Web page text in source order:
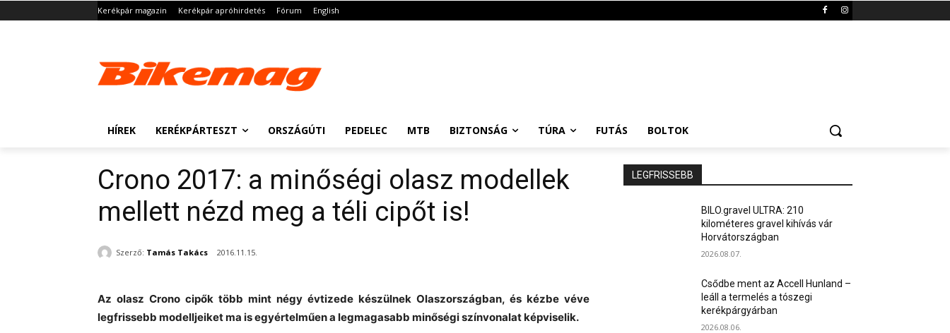
Kerékpár magazin Kerékpár apróhirdetés Fórum English
HÍREK KERÉKPÁRTESZT ORSZÁGÚTI PEDELEC MTB BIZTONSÁG TÚRA FUTÁS BOLTOK
Crono 2017: a minőségi olasz modellek
mellett nézd meg a téli cipőt is!
Szerző: Tamás Takács 2016.11.15.
Az olasz Crono cipők több mint négy évtizede készülnek Olaszországban, és kézbe véve
legfrissebb modelljeiket ma is egyértelműen a legmagasabb minőségi színvonalat képviselik.
LEGFRISSEBB
BILO.gravel ULTRA: 210
kilométeres gravel kihívás vár
Horvátországban
2026.08.07.
Csődbe ment az Accell Hunland –
leáll a termelés a tószegi
kerékpárgyárban
2026.08.06.